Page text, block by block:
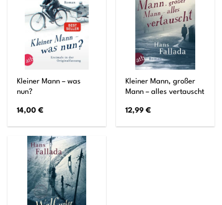
Kleiner Mann – was
nun?
14,00€
Kleiner Mann, großer
Mann – alles vertauscht
12,99€